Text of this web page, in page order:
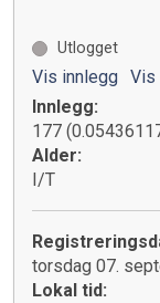
Utlogget
Vis innlegg Vis
Innlegg:
177
Alder:
I/T
torsdag 07.
Lokal tid: